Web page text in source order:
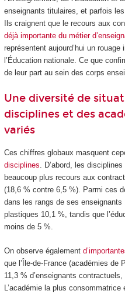
enseignants titulaires, et parfois
Ils craignent que le recours aux
déjà importante du métier
représentent aujourd’hui un
l’Éducation nationale. Ce que
de leur part au sein des corps
Une diversité de
disciplines et des
variés
Ces chiffres globaux masquent
disciplines. D’abord, les
beaucoup plus recours aux
(18,6 % contre 6,5 %). Parmi ces
dans les rangs de ses
plastiques 10,1 %, tandis que
moins de 5 %.
On observe également
que l’Île-de-France (académies de
11,3 % d’enseignants
L’académie la plus